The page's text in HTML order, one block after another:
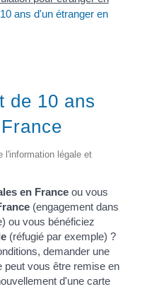
ans d'un étranger en
de 10 ans
l'information légale et
en Franceou vous
(engagement dans
ou vous bénéficiez
(réfugié par exemple) ?
demander une
peut vous être remise en
d'une carte